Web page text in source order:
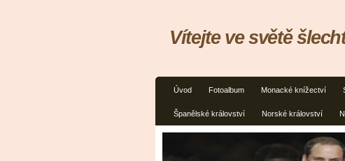
Úvod Fotoalbum Monacké knížectví
Španělské království Norské království
Vítejte ve světě